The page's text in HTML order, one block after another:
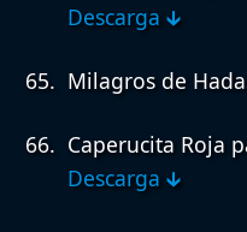
Descarga 🡳
Milagros de
Caperucita Roja
Descarga 🡳